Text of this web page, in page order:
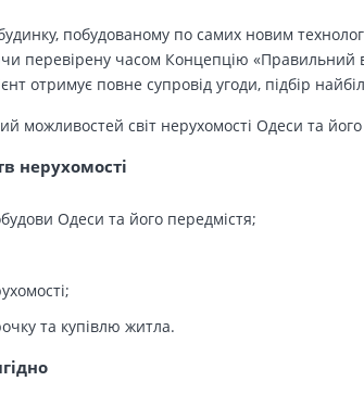
побудованому по самих новим
перевірену часом Концепцію «Правильний
отримує повне супровід угоди, підбір
можливостей світ нерухомості Одеси та
нерухомості
Одеси та його передмістя;
та купівлю житла.